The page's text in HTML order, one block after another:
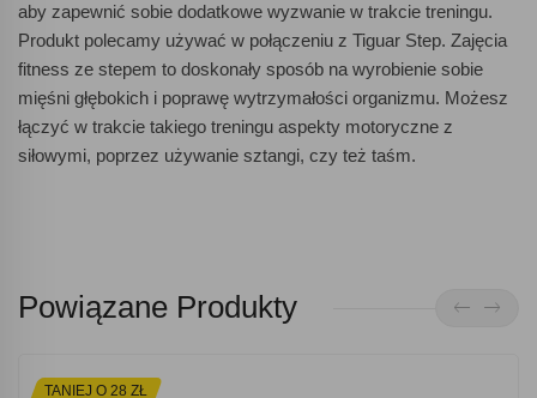
aby zapewnić sobie dodatkowe wyzwanie w trakcie treningu.
Produkt polecamy używać w połączeniu z Tiguar Step. Zajęcia
fitness ze stepem to doskonały sposób na wyrobienie sobie
mięśni głębokich i poprawę wytrzymałości organizmu. Możesz
łączyć w trakcie takiego treningu aspekty motoryczne z
siłowymi, poprzez używanie sztangi, czy też taśm.
Powiązane Produkty
TANIEJ O 28 ZŁ